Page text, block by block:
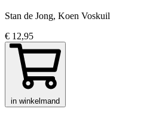
Stan de Jong, Koen Voskuil
€ 12,95
in winkelmand